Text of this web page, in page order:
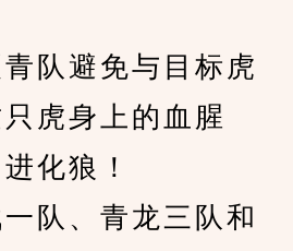
避免与目标虎
虎身上的血腥
化狼！
、青龙三队和